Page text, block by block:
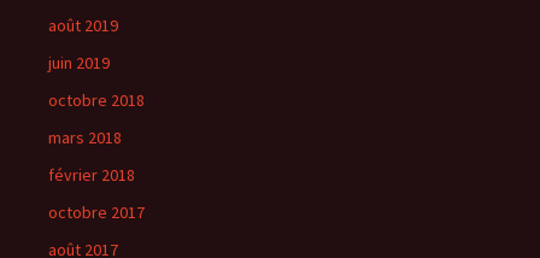
août 2019
juin 2019
octobre 2018
mars 2018
février 2018
octobre 2017
août 2017